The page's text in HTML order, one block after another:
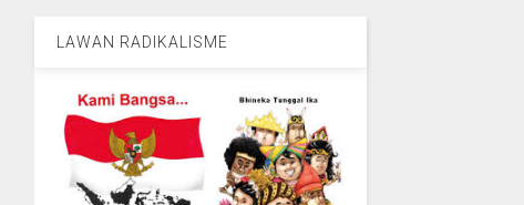
LAWAN RADIKALISME